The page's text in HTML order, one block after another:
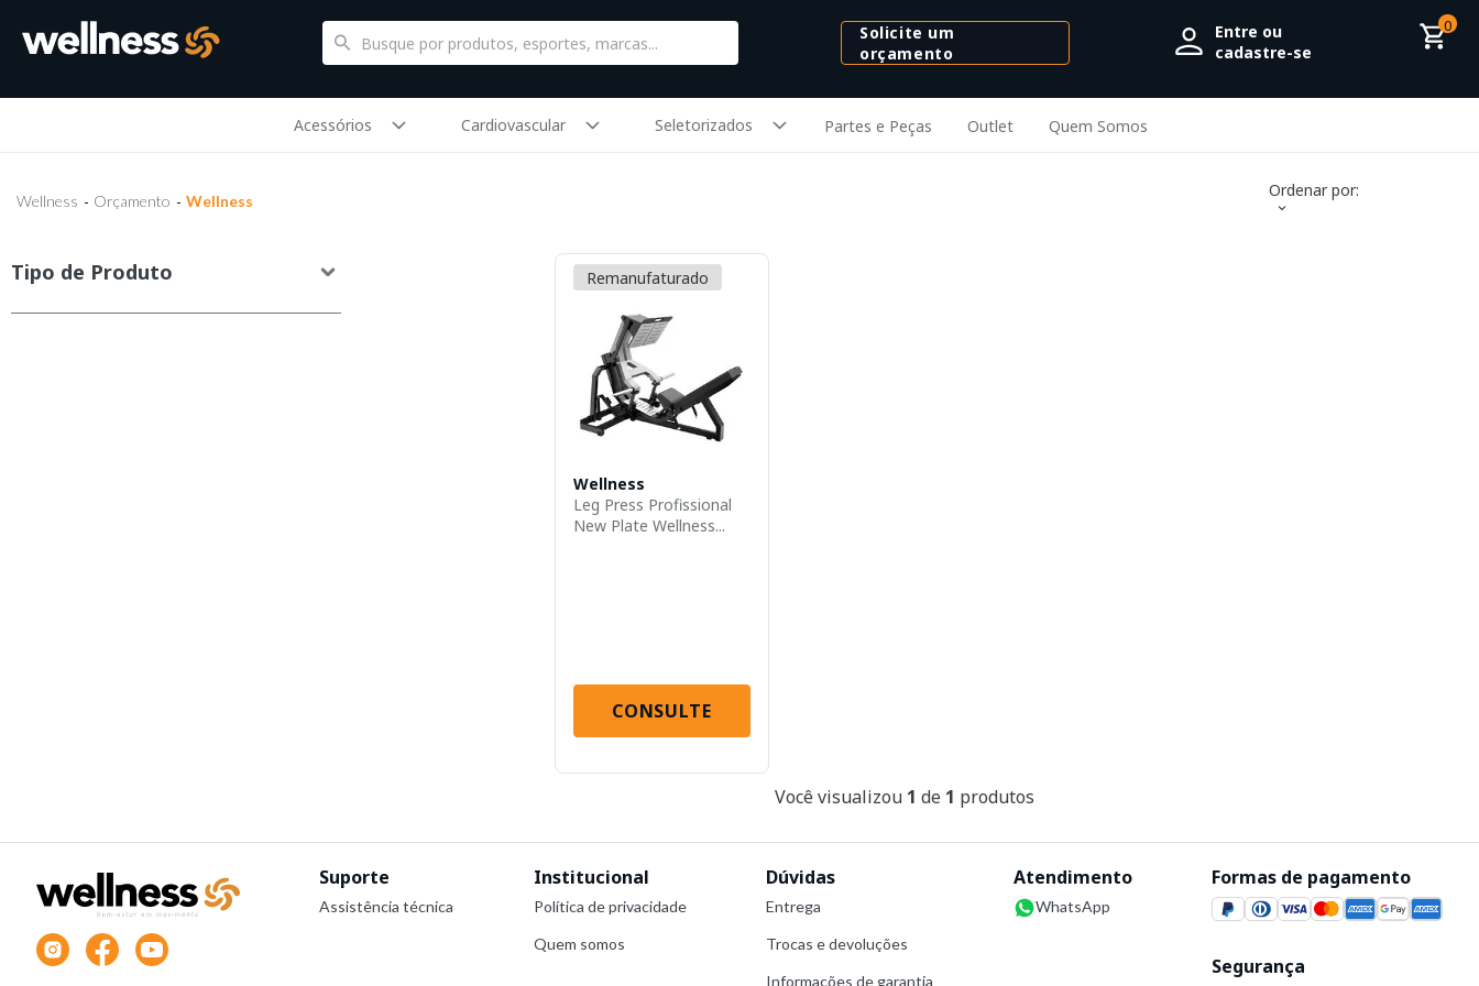
Solicite um
orçamento
Entre ou
cadastre-se
0
Acessórios Cardiovascular Seletorizados Partes e Peças Outlet Quem Somos
Wellness Orçamento Wellness
Tipo de Produto
Ordenar por:
Remanufaturado
Wellness
Leg Press Profissional
New Plate Wellness...
CONSULTE
Você visualizou 1 de 1 produtos
Suporte
Assistência técnica
Institucional
Política de privacidade
Quem somos
Dúvidas
Entrega
Trocas e devoluções
Informações de garantia
Atendimento
WhatsApp
Formas de pagamento
Segurança